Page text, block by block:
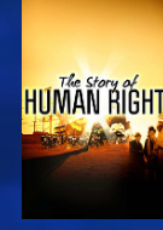
MŰSORNÉZÉS